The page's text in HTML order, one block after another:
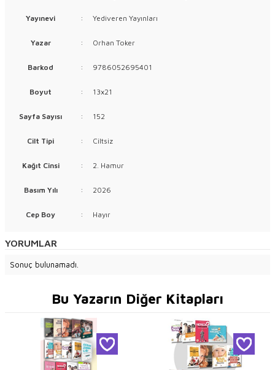
Yayınevi : Yediveren Yayınları
Yazar : Orhan Toker
Barkod : 9786052695401
Boyut : 13x21
Sayfa Sayısı : 152
Cilt Tipi : Ciltsiz
Kağıt Cinsi : 2. Hamur
Basım Yılı : 2026
Cep Boy : Hayır
YORUMLAR
Sonuç bulunamadı.
Bu Yazarın Diğer Kitapları